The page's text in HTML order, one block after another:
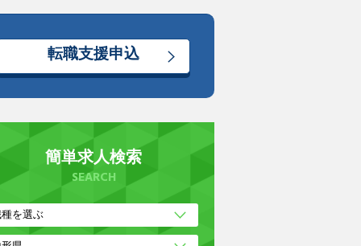
転職支援申込
簡単求人検索
SEARCH